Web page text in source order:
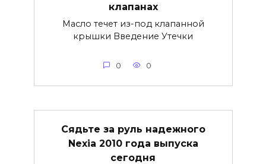
клапанах
Масло течет из-под клапанной
крышки Введение Утечки
0 0
Сядьте за руль надежного
Nexia 2010 года выпуска
сегодня